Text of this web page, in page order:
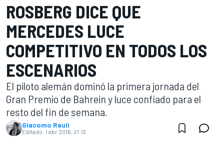
ROSBERG DICE QUE
MERCEDES LUCE
COMPETITIVO EN TODOS LOS
ESCENARIOS
El piloto alemán dominó la primera jornada del
Gran Premio de Bahrein y luce confiado para el
resto del fin de semana.
Giacomo Rauli
Editado: 1 abr 2016, 21:13